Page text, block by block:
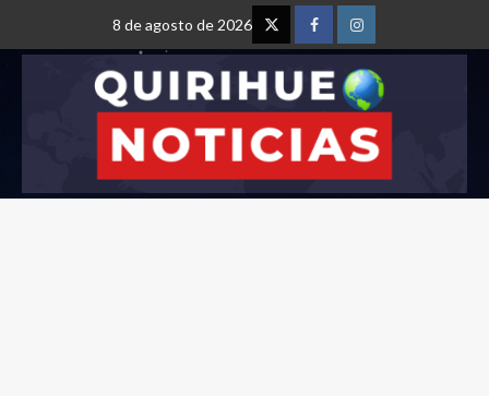
8 de agosto de 2026